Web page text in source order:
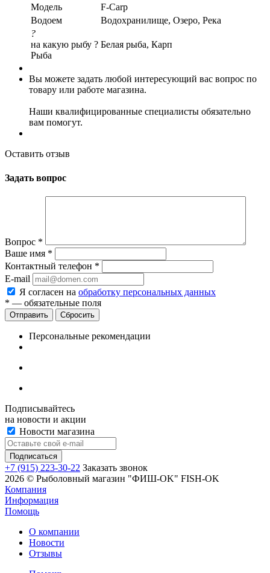
Модель
F-Carp
Водоем
Водохранилище, Озеро, Река
?
на какую рыбу ?
Рыба
Белая рыба, Карп
Вы можете задать любой интересующий вас вопрос по
товару или работе магазина.
Наши квалифицированные специалисты обязательно
вам помогут.
Оставить отзыв
Задать вопрос
Вопрос *
Ваше имя *
Контактный телефон *
E-mail
Я согласен на обработку персональных данных
* — обязательные поля
Сбросить
Персональные рекомендации
Подписывайтесь
на новости и акции
Новости магазина
+7 (915) 223-30-22 Заказать звонок
2026 © Рыболовный магазин "ФИШ-OK" FISH-OK
Компания
Информация
Помощь
О компании
Новости
Отзывы